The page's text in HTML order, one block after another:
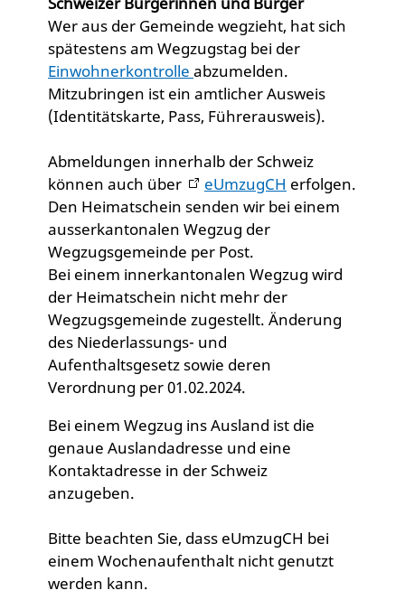
Wer aus der Gemeinde wegzieht, hat sich
spätestens am Wegzugstag bei der
Einwohnerkontrolle abzumelden.
Mitzubringen ist ein amtlicher Ausweis
(Identitätskarte, Pass, Führerausweis).
Abmeldungen innerhalb der Schweiz
können auch über
eUmzugCH erfolgen.
Den Heimatschein senden wir bei einem
ausserkantonalen Wegzug der
Wegzugsgemeinde per Post.
Bei einem innerkantonalen Wegzug wird
der Heimatschein nicht mehr der
Wegzugsgemeinde zugestellt. Änderung
des Niederlassungs- und
Aufenthaltsgesetz sowie deren
Verordnung per 01.02.2024.
Bei einem Wegzug ins Ausland ist die
genaue Auslandadresse und eine
Kontaktadresse in der Schweiz
anzugeben.
Bitte beachten Sie, dass eUmzugCH bei
einem Wochenaufenthalt nicht genutzt
werden kann.